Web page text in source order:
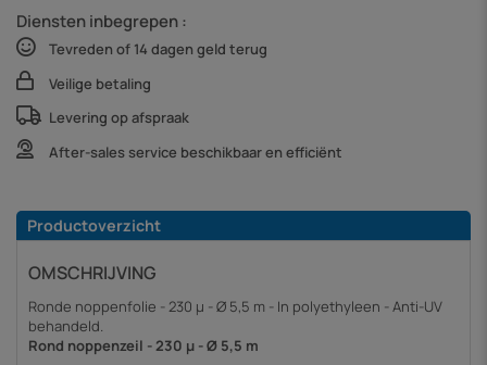
Diensten inbegrepen :
Tevreden of 14 dagen geld terug
Veilige betaling
Levering op afspraak
After-sales service beschikbaar en efficiënt
Productoverzicht
OMSCHRIJVING
Ronde noppenfolie - 230 µ - Ø 5,5 m - In polyethyleen - Anti-UV
behandeld.
Rond noppenzeil - 230 µ - Ø 5,5 m